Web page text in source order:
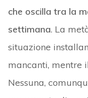
che oscilla tra la
settimana. La
situazione
mancanti, mentre
Nessuna,